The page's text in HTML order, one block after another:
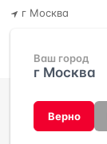
г Москва
Ваш город
г Москва
Верно